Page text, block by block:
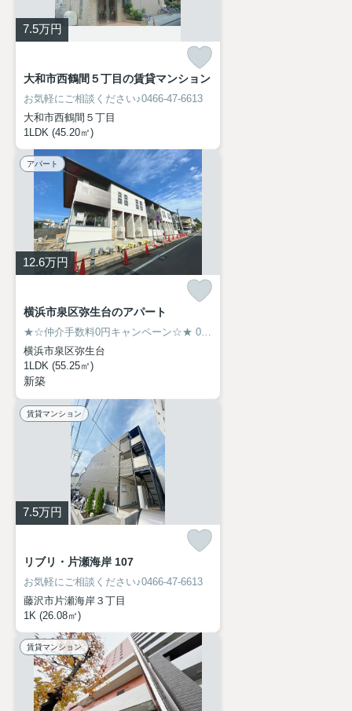
7.5万円
大和市西鶴間５丁目の賃貸マンション
お気軽にご相談ください♪0466-47-6613
大和市西鶴間５丁目
1LDK (45.20㎡)
アパート
12.6万円
横浜市泉区弥生台のアパート
★☆仲介手数料0円キャンペーン☆★ 0466-47-6613
横浜市泉区弥生台
1LDK (55.25㎡)
新築
賃貸マンション
7.5万円
リブリ・片瀬海岸 107
お気軽にご相談ください♪0466-47-6613
藤沢市片瀬海岸３丁目
1K (26.08㎡)
賃貸マンション